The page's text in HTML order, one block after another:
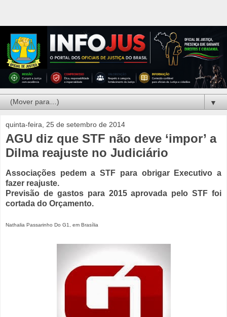
▼
quinta-feira, 25 de setembro de 2014
AGU diz que STF não deve ‘impor’ a
Dilma reajuste no Judiciário
Associações pedem a STF para obrigar Executivo a
fazer reajuste.
Previsão de gastos para 2015 aprovada pelo STF foi
cortada do Orçamento.
Nathalia Passarinho Do G1, em Brasília